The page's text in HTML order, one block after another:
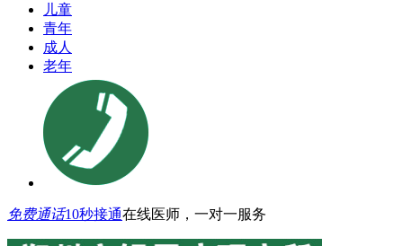
儿童
青年
成人
老年
免费通话10秒接通在线医师，一对一服务